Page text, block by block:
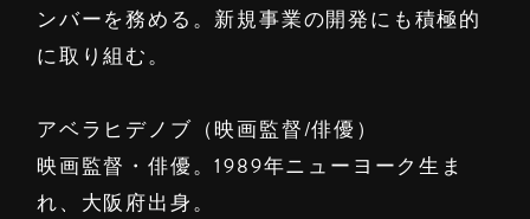
ンバーを務める。新規事業の開発にも積極的
に取り組む。
アベラヒデノブ（映画監督/俳優）
映画監督・俳優。1989年ニューヨーク生ま
れ、大阪府出身。